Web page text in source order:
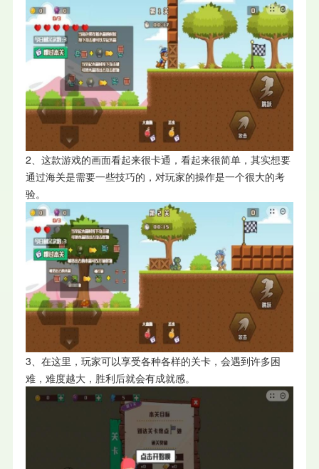
2、这款游戏的画面看起来很卡通，看起来很简单，其实想要
通过海关是需要一些技巧的，对玩家的操作是一个很大的考
验。
3、在这里，玩家可以享受各种各样的关卡，会遇到许多困
难，难度越大，胜利后就会有成就感。